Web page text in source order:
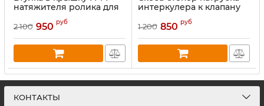
натяжителя ролика для
двигателей BMW M57
2 100 950 руб
интеркулера к клапану
EGR BMW M57 3.0L
1 200 850 руб
КОНТАКТЫ